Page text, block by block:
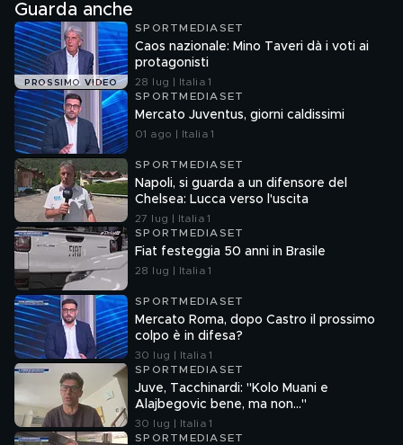
Guarda anche
PROSSIMO VIDEO
SPORTMEDIASET
Caos nazionale: Mino Taveri dà i voti ai
protagonisti
28 lug | Italia 1
SPORTMEDIASET
Mercato Juventus, giorni caldissimi
01 ago | Italia 1
SPORTMEDIASET
Napoli, si guarda a un difensore del
Chelsea: Lucca verso l'uscita
27 lug | Italia 1
SPORTMEDIASET
Fiat festeggia 50 anni in Brasile
28 lug | Italia 1
SPORTMEDIASET
Mercato Roma, dopo Castro il prossimo
colpo è in difesa?
30 lug | Italia 1
SPORTMEDIASET
Juve, Tacchinardi: "Kolo Muani e
Alajbegovic bene, ma non..."
30 lug | Italia 1
SPORTMEDIASET